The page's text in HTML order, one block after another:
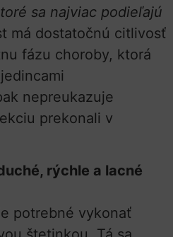
sa najviac podieľajú
má dostatočnú citlivosť
fázu choroby, ktorá
nepreukazuje
prekonali v
rýchle a lacné
potrebné vykonať